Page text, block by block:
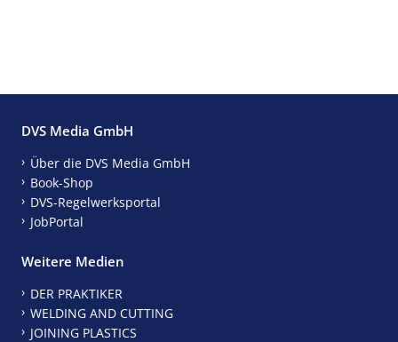
DVS Media GmbH
Über die DVS Media GmbH
Book-Shop
DVS-Regelwerksportal
JobPortal
Weitere Medien
DER PRAKTIKER
WELDING AND CUTTING
JOINING PLASTICS